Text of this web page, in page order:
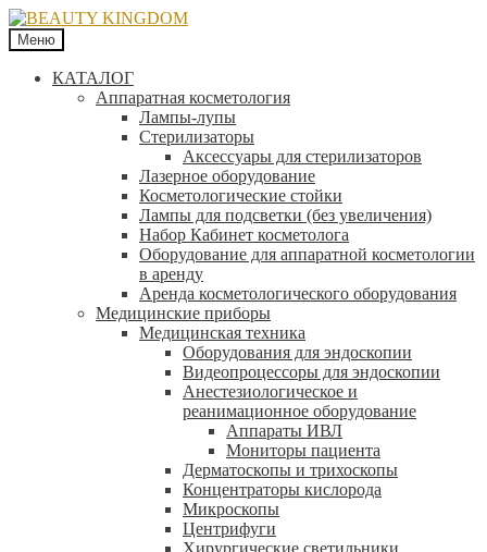
Меню
КАТАЛОГ
Аппаратная косметология
Лампы-лупы
Стерилизаторы
Аксессуары для стерилизаторов
Лазерное оборудование
Косметологические стойки
Лампы для подсветки (без увеличения)
Набор Кабинет косметолога
Оборудование для аппаратной косметологии
в аренду
Аренда косметологического оборудования
Медицинские приборы
Медицинская техника
Оборудования для эндоскопии
Видеопроцессоры для эндоскопии
Анестезиологическое и
реанимационное оборудование
Аппараты ИВЛ
Мониторы пациента
Дерматоскопы и трихоскопы
Концентраторы кислорода
Микроскопы
Центрифуги
Xирургические светильники